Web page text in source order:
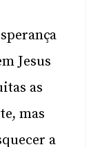
Jesus
as
mas
a